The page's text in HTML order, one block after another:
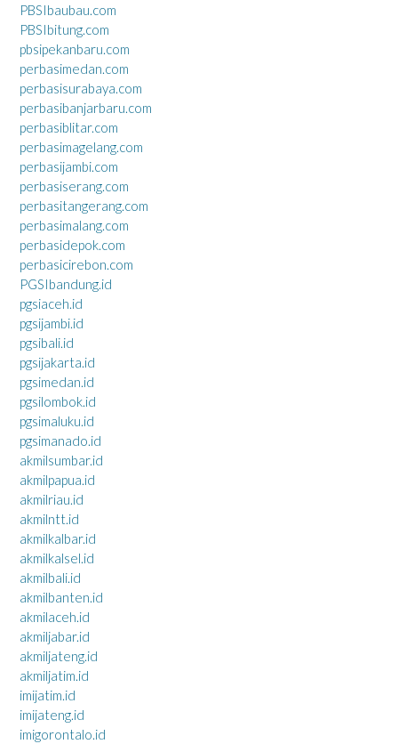
PBSIbaubau.com
PBSIbitung.com
pbsipekanbaru.com
perbasimedan.com
perbasisurabaya.com
perbasibanjarbaru.com
perbasiblitar.com
perbasimagelang.com
perbasijambi.com
perbasiserang.com
perbasitangerang.com
perbasimalang.com
perbasidepok.com
perbasicirebon.com
PGSIbandung.id
pgsiaceh.id
pgsijambi.id
pgsibali.id
pgsijakarta.id
pgsimedan.id
pgsilombok.id
pgsimaluku.id
pgsimanado.id
akmilsumbar.id
akmilpapua.id
akmilriau.id
akmilntt.id
akmilkalbar.id
akmilkalsel.id
akmilbali.id
akmilbanten.id
akmilaceh.id
akmiljabar.id
akmiljateng.id
akmiljatim.id
imijatim.id
imijateng.id
imigorontalo.id